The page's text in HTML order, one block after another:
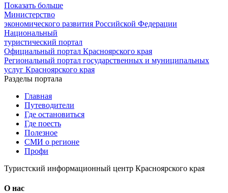
Показать больше
Министерство
экономического развития Российской Федерации
Национальный
туристический портал
Официальный портал Красноярского края
Региональный портал государственных и муниципальных
услуг Красноярского края
Разделы портала
Главная
Путеводители
Где остановиться
Где поесть
Полезное
СМИ о регионе
Профи
Туристский информационный центр Красноярского края
О нас